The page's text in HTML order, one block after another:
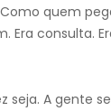
quem
Era consulta.
seja. A gente